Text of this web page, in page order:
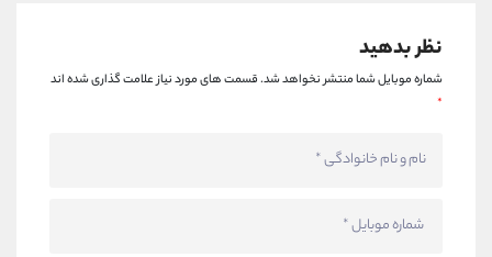
نظر بدهید
شماره موبایل شما منتشر نخواهد شد.قسمت های مورد نیاز علامت گذاری شده اند
*